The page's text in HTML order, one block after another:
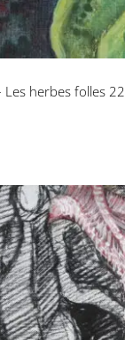
herbes folles 22